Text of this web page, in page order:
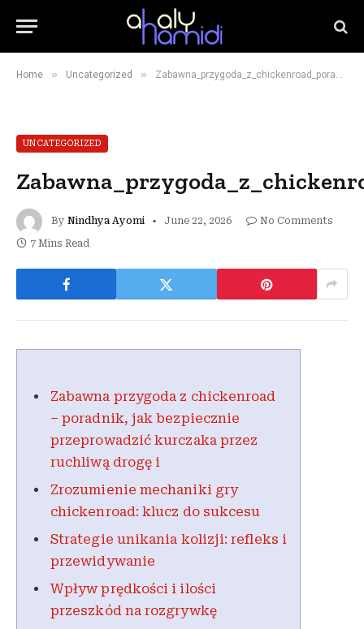
Home » Uncategorized » Zabawna_przygoda_z_chickenroad_poradnik_jak_bezpiecznie_przeprowadzić_kurczaka
UNCATEGORIZED
By Nindhya Ayomi June 22, 2026
No Comments
7 Mins Read
Zabawna przygoda z chickenroad
– poradnik, jak bezpiecznie
przeprowadzić kurczaka przez
ruchliwą drogę i
Zrozumienie mechaniki gry
chickenroad: klucz do sukcesu
Strategie unikania kolizji: refleks i
przewidywanie
Wpływ prędkości i ilości
przeszkód na rozgrywkę